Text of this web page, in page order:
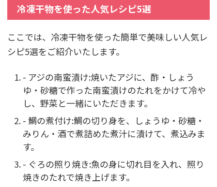
冷凍干物を使った人気レシピ5選
ここでは、冷凍干物を使った簡単で美味しい人気レ
シピ5選をご紹介いたします。
- アジの南蛮漬け:焼いたアジに、酢・しょう
ゆ・砂糖で作った南蛮漬けのたれをかけて冷や
し、野菜と一緒にいただきます。
- 鯛の煮付け:鯛の切り身を、しょうゆ・砂糖・
みりん・酒で煮詰めた煮汁に漬けて、煮込みま
す。
- ぐろの照り焼き:魚の身に切れ目を入れ、照り
焼きのたれで焼き上げます。